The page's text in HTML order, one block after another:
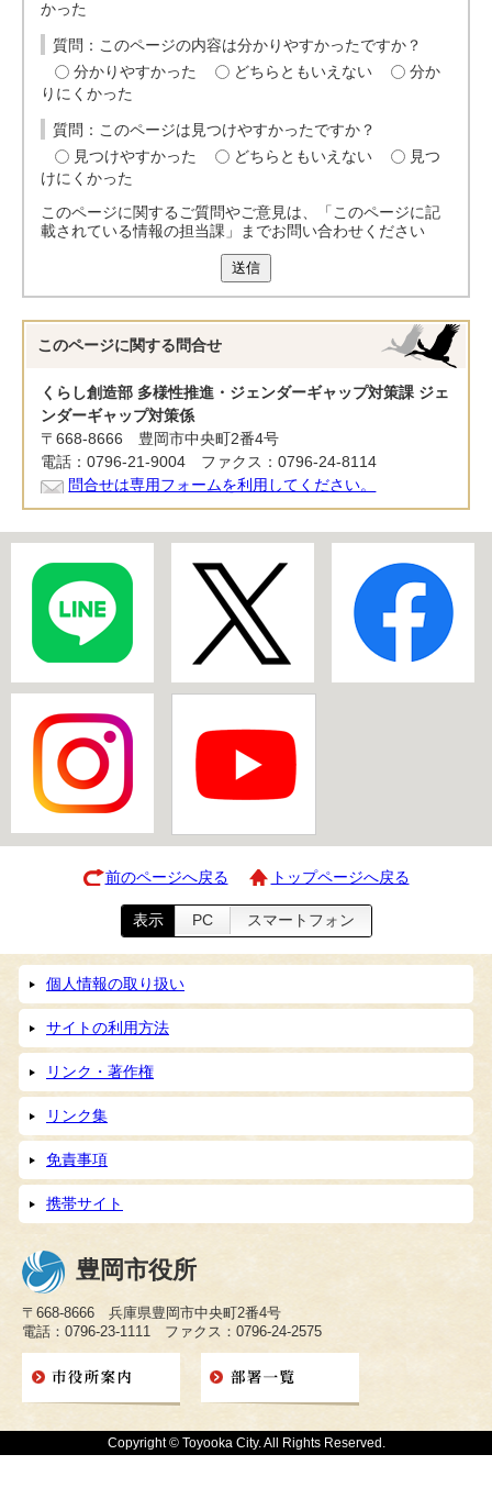
かった
質問：このページの内容は分かりやすかったですか？
分かりやすかった
どちらともいえない
分か
りにくかった
質問：このページは見つけやすかったですか？
見つけやすかった
どちらともいえない
見つ
けにくかった
このページに関するご質問やご意見は、「このページに記
載されている情報の担当課」までお問い合わせください
送信
このページに関する 問合せ
くらし創造部 多様性推進・ジェンダーギャップ対策課 ジェ
ンダーギャップ対策係
〒668-8666 豊岡市中央町2番4号
電話：0796-21-9004 ファクス：0796-24-8114
問合せは専用フォームを利用してください。
前のページへ戻る トップページへ戻る
表示 PC スマートフォン
個人情報の取り扱い
サイトの利用方法
リンク・著作権
リンク集
免責事項
携帯サイト
豊岡市役所
〒668-8666 兵庫県豊岡市中央町2番4号
電話：0796-23-1111 ファクス：0796-24-2575
Copyright © Toyooka City. All Rights Reserved.